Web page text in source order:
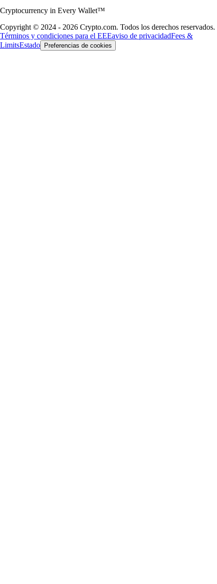
Cryptocurrency in Every Wallet™
Copyright © 2024 - 2026 Crypto.com. Todos los derechos reservados.
Términos y condiciones para el EEEaviso de privacidadFees &
LimitsEstado Preferencias de cookies